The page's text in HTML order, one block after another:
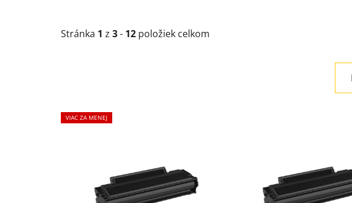
Stránka 1 z 3- 12 položiek celkom
V
ý
VIAC ZA MENEJ